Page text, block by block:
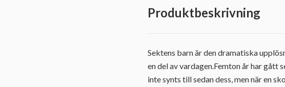
Produktbeskrivning
Sektens barn är den dramatiska
en del av vardagen.Femton år har gått
inte synts till sedan dess, men när en